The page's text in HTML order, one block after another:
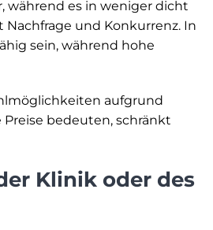
während es in weniger dicht
und Konkurrenz. In
sein, während hohe
aufgrund
bedeuten, schränkt
Klinik oder des